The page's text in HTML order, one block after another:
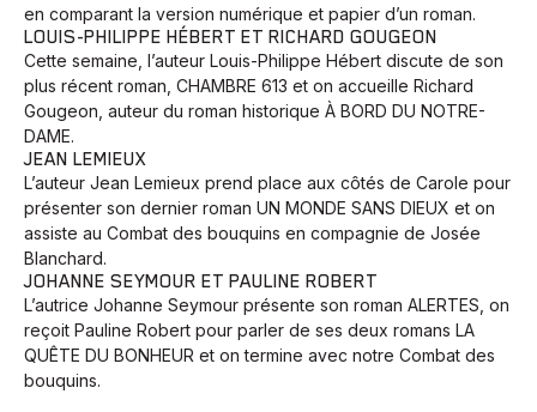
en comparant la version numérique et papier d’un roman.
LOUIS-PHILIPPE HÉBERT ET RICHARD GOUGEON
Cette semaine, l’auteur Louis-Philippe Hébert discute de son
plus récent roman, CHAMBRE 613 et on accueille Richard
Gougeon, auteur du roman historique À BORD DU NOTRE-
DAME.
JEAN LEMIEUX
L’auteur Jean Lemieux prend place aux côtés de Carole pour
présenter son dernier roman UN MONDE SANS DIEUX et on
assiste au Combat des bouquins en compagnie de Josée
Blanchard.
JOHANNE SEYMOUR ET PAULINE ROBERT
L’autrice Johanne Seymour présente son roman ALERTES, on
reçoit Pauline Robert pour parler de ses deux romans LA
QUÊTE DU BONHEUR et on termine avec notre Combat des
bouquins.